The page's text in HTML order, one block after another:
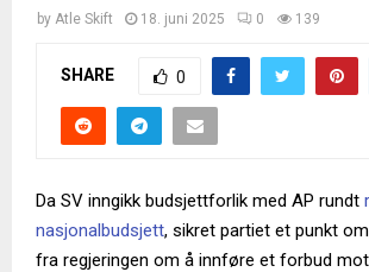
by Atle Skift 18. juni 2025 0 139
SHARE 0
Da SV inngikk budsjettforlik med AP rundt
nasjonalbudsjett, sikret partiet et punkt
fra regjeringen om å innføre et forbud